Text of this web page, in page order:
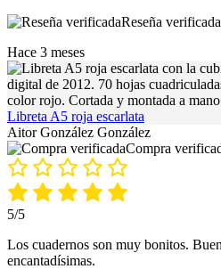
Reseña
Hace 3 meses
Libreta A5 roja escarlata
Aitor González González
Compra
5/5
Los cuadernos son muy bonitos.
encantadísimas.